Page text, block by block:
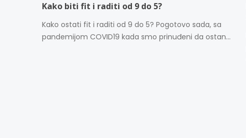
Kako biti fit i raditi od 9 do 5?
Kako ostati fit i raditi od 9 do 5? Pogotovo sada, sa
pandemijom COVID19 kada smo prinuđeni da ostan...